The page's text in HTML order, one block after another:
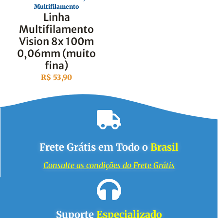
Multifilamento
Linha
Multifilamento
Vision 8x 100m
0,06mm (muito
fina)
R$ 53,90
Frete Grátis em Todo o Brasil
Consulte as condições do Frete Grátis
Suporte Especializado